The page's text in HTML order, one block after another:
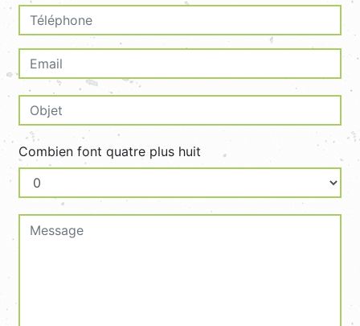
Combien font quatre plus huit